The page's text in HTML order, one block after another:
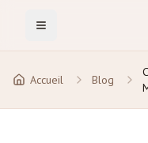
Toggle Menu
Accueil Blog